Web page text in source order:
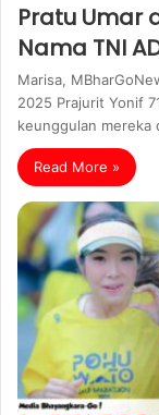
Pratu Umar
Nama TNI
Marisa,
2025 Prajurit Yonif
keunggulan
Read More »